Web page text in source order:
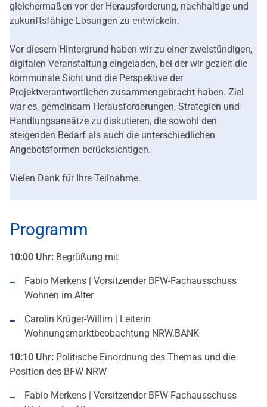
gleichermaßen vor der Herausforderung, nachhaltige und
zukunftsfähige Lösungen zu entwickeln.
Vor diesem Hintergrund haben wir zu einer zweistündigen,
digitalen Veranstaltung eingeladen, bei der wir gezielt die
kommunale Sicht und die Perspektive der
Projektverantwortlichen zusammengebracht haben. Ziel
war es, gemeinsam Herausforderungen, Strategien und
Handlungsansätze zu diskutieren, die sowohl den
steigenden Bedarf als auch die unterschiedlichen
Angebotsformen berücksichtigen.
Vielen Dank für Ihre Teilnahme.
Programm
10:00 Uhr: Begrüßung mit
Fabio Merkens | Vorsitzender BFW-Fachausschuss
Wohnen im Alter
Carolin Krüger-Willim | Leiterin
Wohnungsmarktbeobachtung NRW.BANK
10:10 Uhr: Politische Einordnung des Themas und die
Position des BFW NRW
Fabio Merkens | Vorsitzender BFW-Fachausschuss